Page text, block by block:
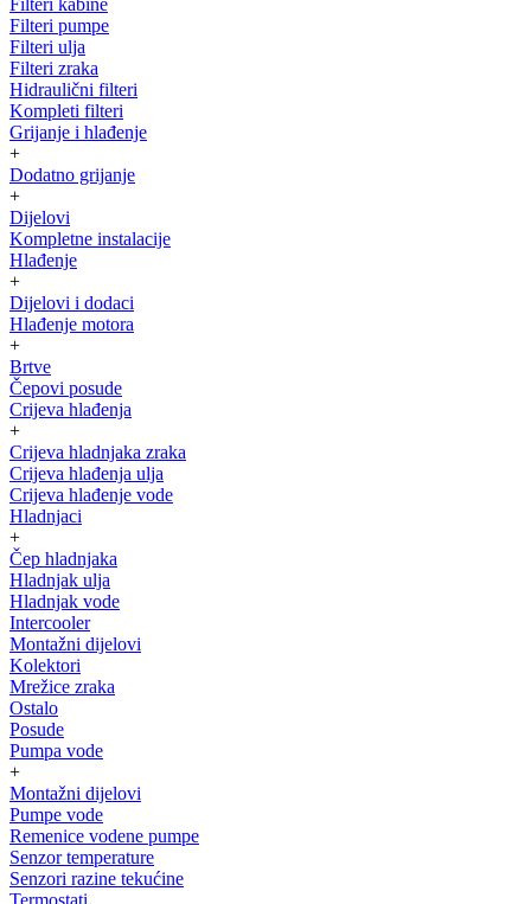
Filteri kabine
Filteri pumpe
Filteri ulja
Filteri zraka
Hidraulični filteri
Kompleti filteri
Grijanje i hlađenje
+
Dodatno grijanje
+
Dijelovi
Kompletne instalacije
Hlađenje
+
Dijelovi i dodaci
Hlađenje motora
+
Brtve
Čepovi posude
Crijeva hlađenja
+
Crijeva hladnjaka zraka
Crijeva hlađenja ulja
Crijeva hlađenje vode
Hladnjaci
+
Čep hladnjaka
Hladnjak ulja
Hladnjak vode
Intercooler
Montažni dijelovi
Kolektori
Mrežice zraka
Ostalo
Posude
Pumpa vode
+
Montažni dijelovi
Pumpe vode
Remenice vodene pumpe
Senzor temperature
Senzori razine tekućine
Termostati